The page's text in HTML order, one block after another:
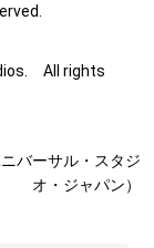
All rights
バーサル・スタジ
オ・ジャパン）